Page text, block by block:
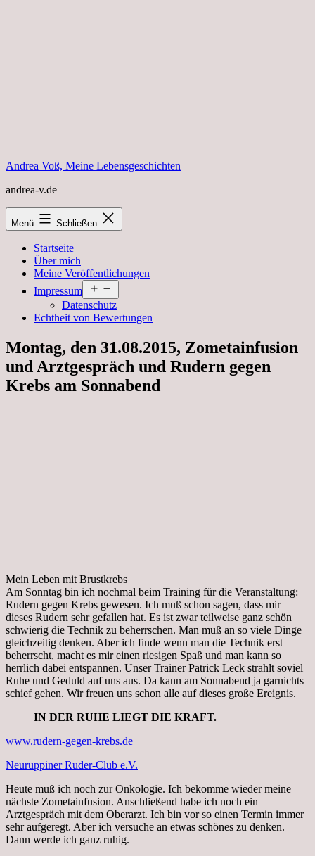
Andrea Voß, Meine Lebensgeschichten
andrea-v.de
Menü Schließen
Startseite
Über mich
Meine Veröffentlichungen
Impressum
öffnen
Datenschutz
Echtheit von Bewertungen
Montag, den 31.08.2015, Zometainfusion
und Arztgespräch und Rudern gegen
Krebs am Sonnabend
Mein Leben mit Brustkrebs
Am Sonntag bin ich nochmal beim Training für die Veranstaltung:
Rudern gegen Krebs gewesen. Ich muß schon sagen, dass mir
dieses Rudern sehr gefallen hat. Es ist zwar teilweise ganz schön
schwierig die Technik zu beherrschen. Man muß an so viele Dinge
gleichzeitig denken. Aber ich finde wenn man die Technik erst
beherrscht, macht es mir einen riesigen Spaß und man kann so
herrlich dabei entspannen. Unser Trainer Patrick Leck strahlt soviel
Ruhe und Geduld auf uns aus. Da kann am Sonnabend ja garnichts
schief gehen. Wir freuen uns schon alle auf dieses große Ereignis.
IN DER RUHE LIEGT DIE KRAFT.
www.rudern-gegen-krebs.de
Neuruppiner Ruder-Club e.V.
Heute muß ich noch zur Onkologie. Ich bekomme wieder meine
nächste Zometainfusion. Anschließend habe ich noch ein
Arztgespräch mit dem Oberarzt. Ich bin vor so einen Termin immer
sehr aufgeregt. Aber ich versuche an etwas schönes zu denken.
Dann werde ich ganz ruhig.